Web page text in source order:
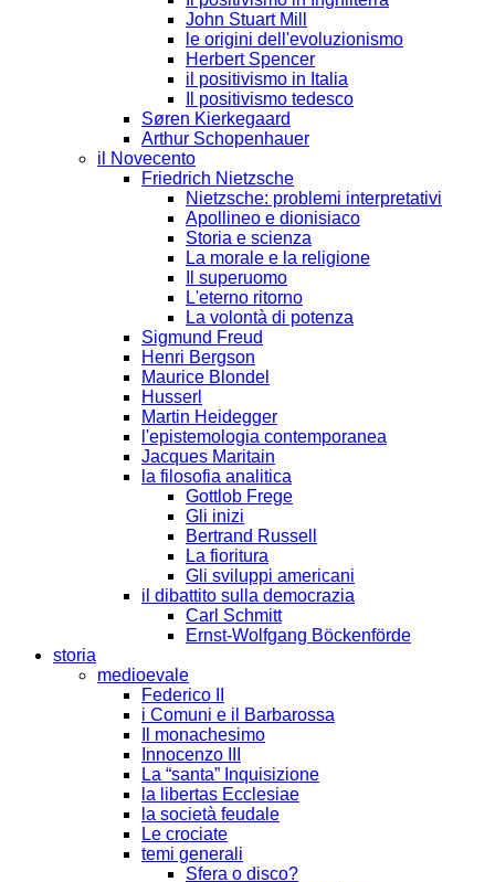
John Stuart Mill
le origini dell'evoluzionismo
Herbert Spencer
il positivismo in Italia
Il positivismo tedesco
Søren Kierkegaard
Arthur Schopenhauer
il Novecento
Friedrich Nietzsche
Nietzsche: problemi interpretativi
Apollineo e dionisiaco
Storia e scienza
La morale e la religione
Il superuomo
L'eterno ritorno
La volontà di potenza
Sigmund Freud
Henri Bergson
Maurice Blondel
Husserl
Martin Heidegger
l'epistemologia contemporanea
Jacques Maritain
la filosofia analitica
Gottlob Frege
Gli inizi
Bertrand Russell
La fioritura
Gli sviluppi americani
il dibattito sulla democrazia
Carl Schmitt
Ernst-Wolfgang Böckenförde
storia
medioevale
Federico II
i Comuni e il Barbarossa
Il monachesimo
Innocenzo III
La “santa” Inquisizione
la libertas Ecclesiae
la società feudale
Le crociate
temi generali
Sfera o disco?